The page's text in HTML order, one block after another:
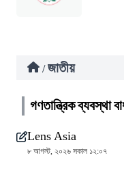
/ জাতীয়
গণতান্ত্রিক ব্যবস্থা
Lens Asia
৮ আগস্ট, ২০২৬ সকাল ১২:০৭